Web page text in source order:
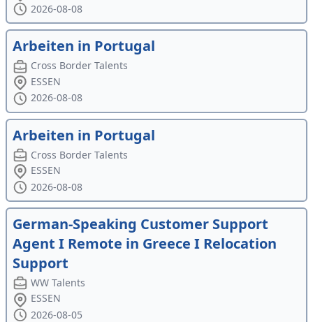
2026-08-08
Arbeiten in Portugal
Cross Border Talents
ESSEN
2026-08-08
Arbeiten in Portugal
Cross Border Talents
ESSEN
2026-08-08
German-Speaking Customer Support
Agent I Remote in Greece I Relocation
Support
WW Talents
ESSEN
2026-08-05